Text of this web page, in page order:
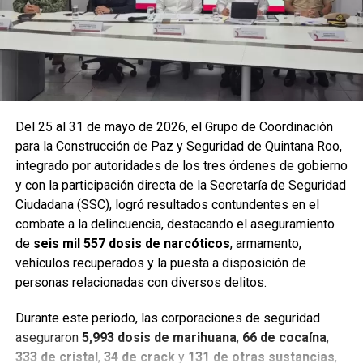
Entre las acciones destacadas se encuentran detenciones
relevantes en
Benito Juárez, Lázaro Cárdenas y Tulum
donde autoridades federales y estatales aseguraron
narcóticos, vehículos y cumplimentaron órdenes de
aprehensión contra personas presuntamente vinculadas
con delitos de alto impacto.
Del 25 al 31 de mayo de 2026, el Grupo de Coordinación
para la Construcción de Paz y Seguridad de Quintana Roo,
integrado por autoridades de los tres órdenes de gobierno
y con la participación directa de la Secretaría de Seguridad
Ciudadana (SSC), logró resultados contundentes en el
combate a la delincuencia, destacando el aseguramiento
de seis mil 557 dosis de narcóticos, armamento,
vehículos recuperados y la puesta a disposición de
personas relacionadas con diversos delitos.
Durante este periodo, las corporaciones de seguridad
aseguraron 5,993 dosis de marihuana, 66 de cocaína,
333 de cristal, 34 de crack y 131 de otras sustancias,